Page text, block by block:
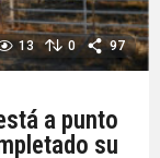
13 0 97
a punto
su